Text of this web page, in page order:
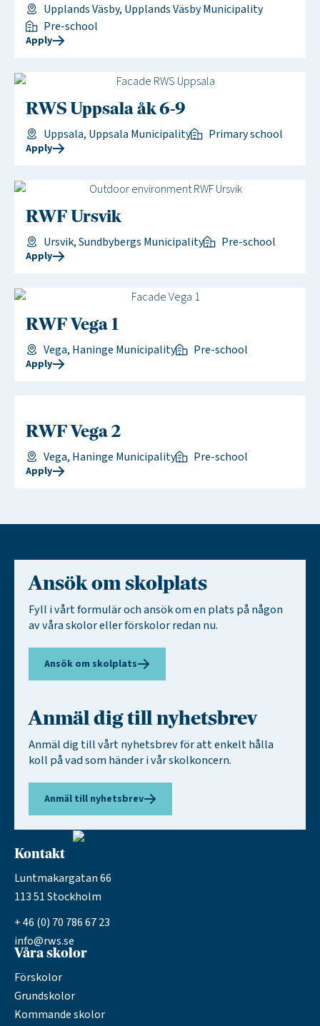
Upplands Väsby, Upplands Väsby Municipality
Pre-school
Apply
RWS Uppsala åk 6-9
Uppsala, Uppsala Municipality Primary school
Apply
RWF Ursvik
Ursvik, Sundbybergs Municipality Pre-school
Apply
RWF Vega 1
Vega, Haninge Municipality Pre-school
Apply
RWF Vega 2
Vega, Haninge Municipality Pre-school
Apply
Ansök om skolplats
Fyll i vårt formulär och ansök om en plats på någon
av våra skolor eller förskolor redan nu.
Ansök om skolplats
Anmäl dig till nyhetsbrev
Anmäl dig till vårt nyhetsbrev för att enkelt hålla
koll på vad som händer i vår skolkoncern.
Anmäl till nyhetsbrev
Kontakt
Luntmakargatan 66
113 51 Stockholm
+ 46 (0) 70 786 67 23
info@rws.se
Våra skolor
Förskolor
Grundskolor
Kommande skolor